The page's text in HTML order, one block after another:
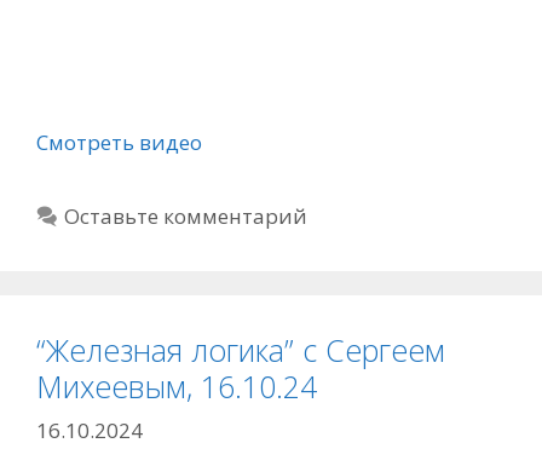
Смотреть видео
Оставьте комментарий
“Железная логика” c Сергеем
Михеевым, 16.10.24
16.10.2024